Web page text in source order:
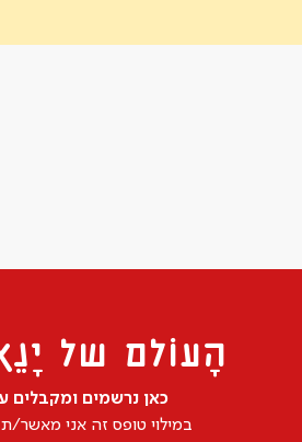
הָעוֹלם של
כאן נרשמים ומקבלים
במילוי טופס זה אני מאשר/ת